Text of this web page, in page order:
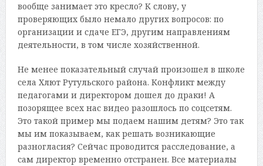
вообще занимает это кресло? К слову, у
проверяющих было немало других вопросов: по
организации и сдаче ЕГЭ, другим направлениям
деятельности, в том числе хозяйственной.
Не менее показательный случай произошел в школе
села Хлют Рутульского района. Конфликт между
педагогами и директором дошел до драки! А
позорящее всех нас видео разошлось по соцсетям.
Это такой пример мы подаем нашим детям? Это так
мы им показываем, как решать возникающие
разногласия? Сейчас проводится расследование, а
сам директор временно отстранен. Все материалы